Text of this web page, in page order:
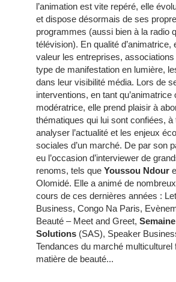
l’animation est vite repéré, elle
et dispose désormais de ses
programmes (aussi bien à la radio
télévision). En qualité d’animatrice,
valeur les entreprises,
type de manifestation en lumière,
dans leur visibilité média. Lors de
interventions, en tant qu’animatrice
modératrice, elle prend plaisir à
thématiques qui lui sont confiées, à
analyser l’actualité et les enjeux
sociales d’un marché. De par son
eu l’occasion d’interviewer de
renoms, tels que Youssou Ndour
Olomidé. Elle a animé de
cours de ces dernières années :
Business, Congo Na Paris,
Beauté – Meet and Greet,
Solutions (SAS), Speaker
Tendances du marché multiculturel
matière de beauté...